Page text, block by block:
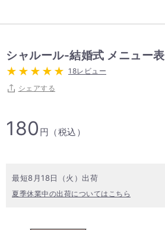
シャルール-結婚式 メニュー表
18レビュー
シェアする
180 円（税込）
最短8月18日（火）出荷
夏季休業中の出荷についてはこちら